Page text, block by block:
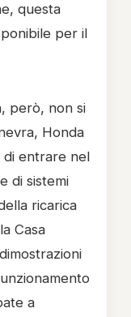
questa
per il
però, non si
Honda
di entrare nel
di sistemi
ricarica
Casa
a